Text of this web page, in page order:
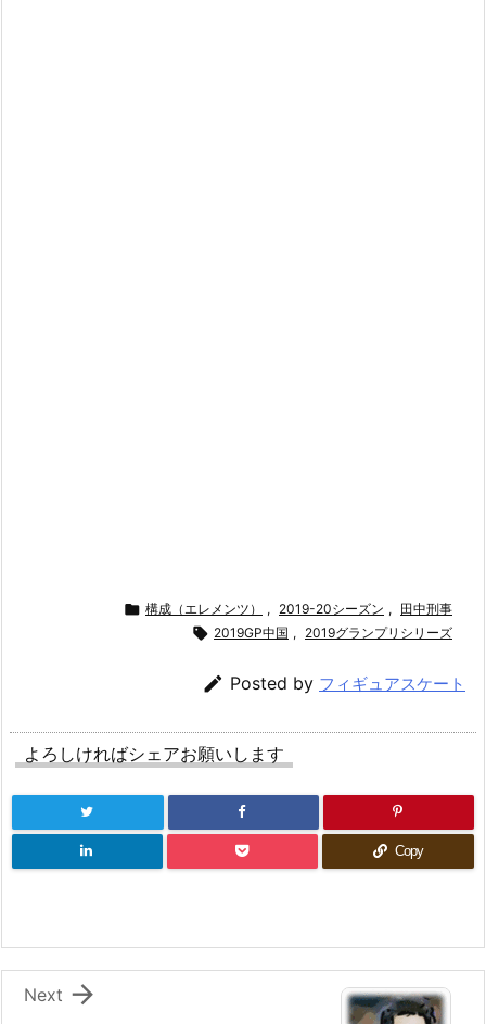
 構成（エレメンツ） , 2019-20シーズン , 田中刑事
 2019GP中国 , 2019グランプリシリーズ
 Posted by フィギュアスケート
よろしければシェアお願いします
Copy

Next